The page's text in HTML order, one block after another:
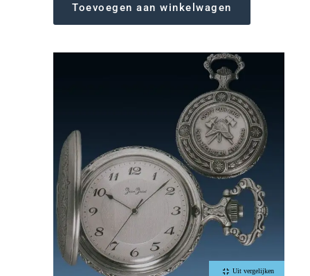
Toevoegen aan winkelwagen
Uit vergelijken